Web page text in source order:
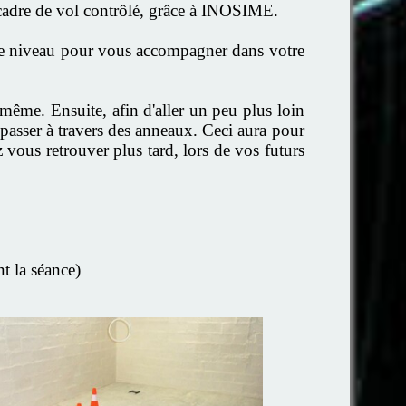
de vol contrôlé, grâce à INOSIME.
niveau pour vous accompagner dans votre
Ensuite, afin d'aller un peu plus loin
à travers des anneaux. Ceci aura pour
retrouver plus tard, lors de vos futurs
la séance)